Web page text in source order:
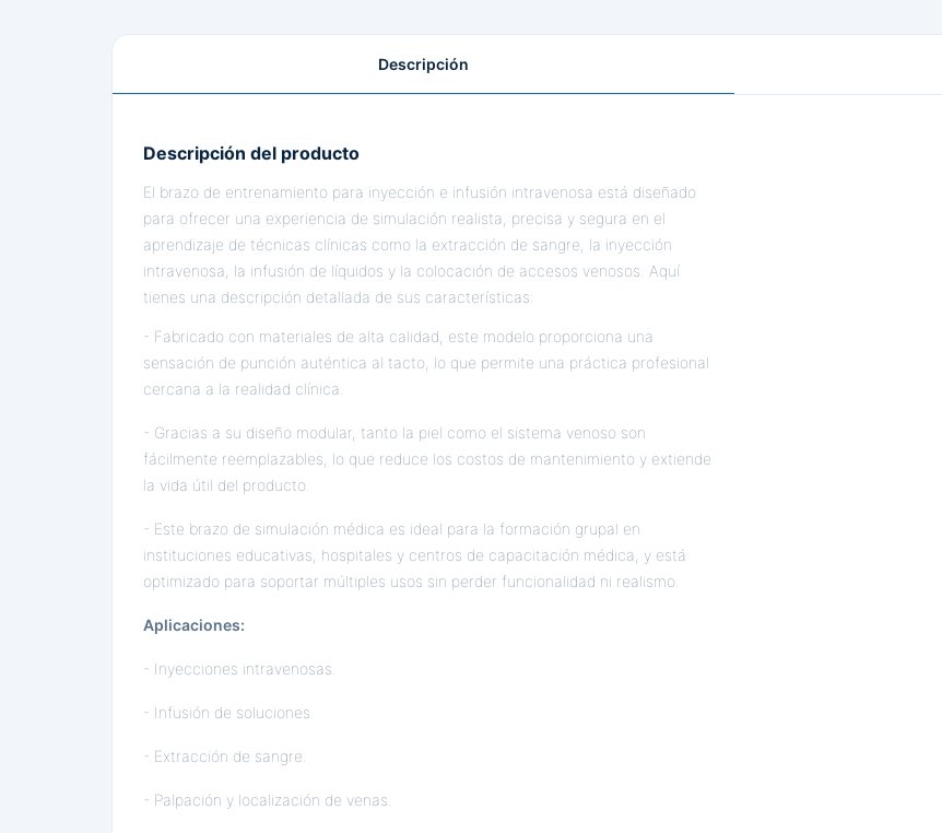
Descripción
Descripción del producto
El brazo de entrenamiento para inyección e infusión intravenosa está diseñado
para ofrecer una experiencia de simulación realista, precisa y segura en el
aprendizaje de técnicas clínicas como la extracción de sangre, la inyección
intravenosa, la infusión de líquidos y la colocación de accesos venosos. Aquí
tienes una descripción detallada de sus características:
- Fabricado con materiales de alta calidad, este modelo proporciona una
sensación de punción auténtica al tacto, lo que permite una práctica profesional
cercana a la realidad clínica.
- Gracias a su diseño modular, tanto la piel como el sistema venoso son
fácilmente reemplazables, lo que reduce los costos de mantenimiento y extiende
la vida útil del producto.
- Este brazo de simulación médica es ideal para la formación grupal en
instituciones educativas, hospitales y centros de capacitación médica, y está
optimizado para soportar múltiples usos sin perder funcionalidad ni realismo.
Aplicaciones:
- Inyecciones intravenosas.
- Infusión de soluciones.
- Extracción de sangre.
- Palpación y localización de venas.